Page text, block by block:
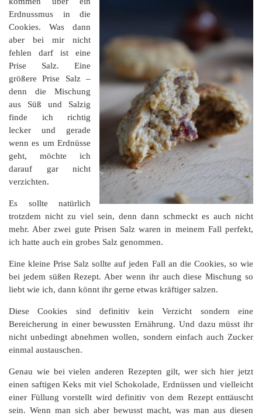
Erdnussmus in die
Cookies. Was dann
aber bei mir nicht
fehlen darf ist eine
Prise Salz. Eine
größere Prise Salz –
denn die Mischung
aus Süß und Salzig
finde ich richtig
lecker und gerade
wenn es um Erdnüsse
geht, möchte ich
darauf gar nicht
verzichten.
Es sollte natürlich
trotzdem nicht zu viel sein, denn dann schmeckt es auch nicht
mehr. Aber zwei gute Prisen Salz waren in meinem Fall perfekt,
ich hatte auch ein grobes Salz genommen.
Eine kleine Prise Salz sollte auf jeden Fall an die Cookies, so wie
bei jedem süßen Rezept. Aber wenn ihr auch diese Mischung so
liebt wie ich, dann könnt ihr gerne etwas kräftiger salzen.
Diese Cookies sind definitiv kein Verzicht sondern eine
Bereicherung in einer bewussten Ernährung. Und dazu müsst ihr
nicht unbedingt abnehmen wollen, sondern einfach auch Zucker
einmal austauschen.
Genau wie bei vielen anderen Rezepten gilt, wer sich hier jetzt
einen saftigen Keks mit viel Schokolade, Erdnüssen und vielleicht
einer Füllung vorstellt wird definitiv von dem Rezept enttäuscht
sein. Wenn man sich aber bewusst macht, was man aus diesen